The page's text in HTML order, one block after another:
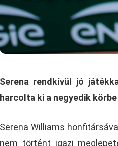
Serena rendkívül jó
harcolta ki a negyedik
Serena Williams
nem történt igazi